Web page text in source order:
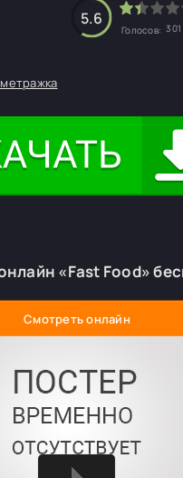
5.6
Голосов: 301
«Fast Food»
Смотреть онлайн